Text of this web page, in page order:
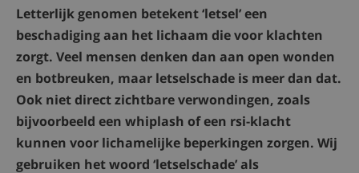
Letterlijk genomen betekent ‘letsel’ een
beschadiging aan het lichaam die voor klachten
zorgt. Veel mensen denken dan aan open wonden
en botbreuken, maar letselschade is meer dan dat.
Ook niet direct zichtbare verwondingen, zoals
bijvoorbeeld een whiplash of een rsi-klacht
kunnen voor lichamelijke beperkingen zorgen. Wij
gebruiken het woord ‘letselschade’ als